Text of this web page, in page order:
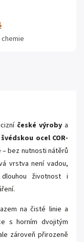
české výrobya
švédskou ocel COR-
bez nutnosti nátěrů
vrstva není vadou,
životnost i
na čisté linie a
s horním dvojitým
zároveň přirozeně